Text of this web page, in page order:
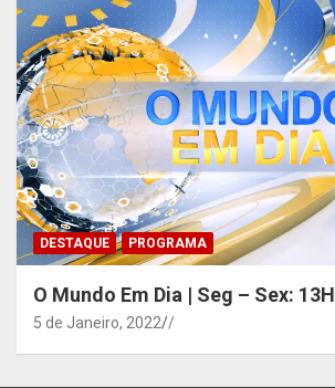
DESTAQUE PROGRAMA
O Mundo Em Dia | Seg – Sex: 13H
5 de Janeiro, 2022 /